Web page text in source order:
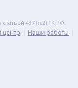
437 (п.2) ГК РФ.
центр
Наши работы